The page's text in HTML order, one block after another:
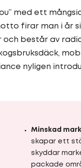
med ett
firar man i år
består av
nyligen
Minskad
skapar ett
skyddar
packade